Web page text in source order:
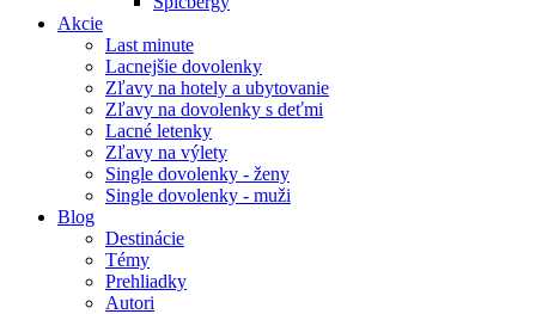
Akcie
Last minute
Lacnejšie dovolenky
Zľavy na hotely a ubytovanie
Zľavy na dovolenky s deťmi
Lacné letenky
Zľavy na výlety
Single dovolenky - ženy
Single dovolenky - muži
Blog
Destinácie
Témy
Prehliadky
Autori